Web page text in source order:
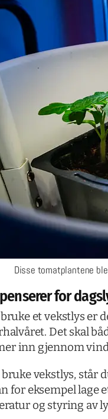
Disse tomatplantene
for
et vekstlys er
Det skal
inn gjennom
bruke vekstlys, står
for eksempel lage
og styring av